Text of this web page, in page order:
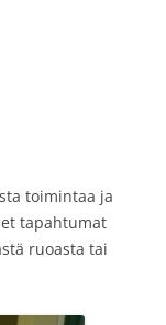
toimintaa ja
tapahtumat
ruoasta tai